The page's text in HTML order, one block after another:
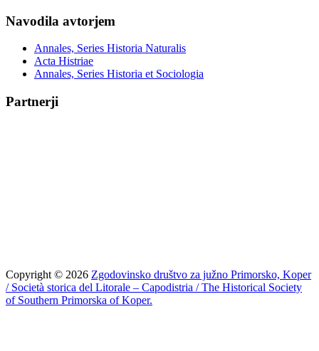
Navodila avtorjem
Annales, Series Historia Naturalis
Acta Histriae
Annales, Series Historia et Sociologia
Partnerji
Copyright © 2026 Zgodovinsko društvo za južno Primorsko, Koper
/ Società storica del Litorale – Capodistria / The Historical Society
of Southern Primorska of Koper.